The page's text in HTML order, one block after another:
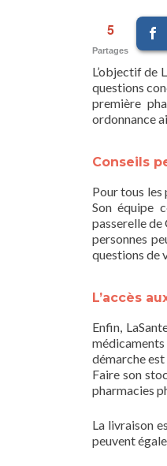
5
Partages
L’objectif de
questions
première
ordonnance
Conseils
Pour tous les
Son équipe
passerelle de
personnes
questions de
L’accès
Enfin,
démarche
Faire son
pharmacies
La livraison
peuvent